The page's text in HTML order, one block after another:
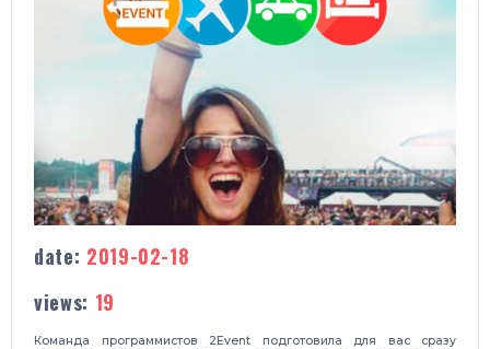
date: 2019-02-18
views: 19
Команда программистов 2Event подготовила для вас сразу